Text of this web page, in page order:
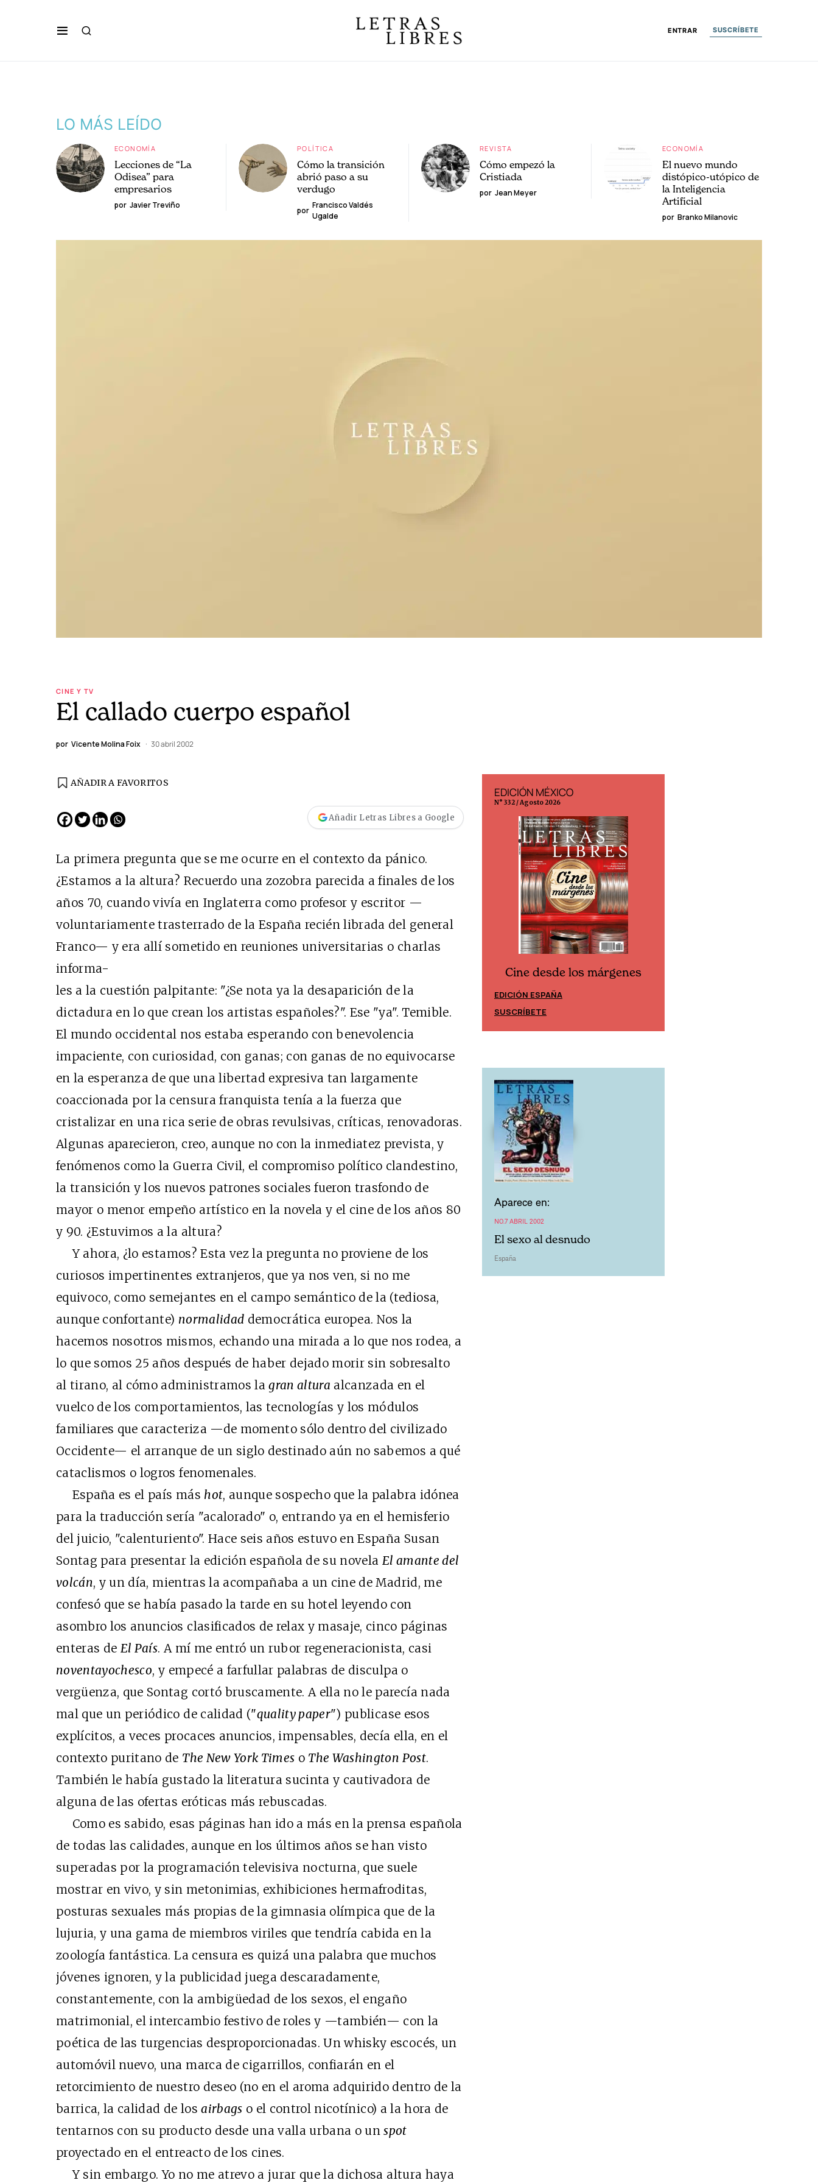
ENTRAR SUSCRÍBETE
LO MÁS LEÍDO
ECONOMÍA
Lecciones de “La
Odisea” para
empresarios
por Javier Treviño
POLÍTICA
Cómo la transición
abrió paso a su
verdugo
por
Francisco Valdés
Ugalde
REVISTA
Cómo empezó la
Cristiada
por Jean Meyer
ECONOMÍA
El nuevo mundo
distópico-utópico de
la Inteligencia
Artificial
por Branko Milanovic
CINE Y TV
El callado cuerpo español
por Vicente Molina Foix 30 abril 2002
AÑADIR A FAVORITOS
Añadir Letras Libres a Google
La primera pregunta que se me ocurre en el contexto da pánico.
¿Estamos a la altura? Recuerdo una zozobra parecida a finales de los
años 70, cuando vivía en Inglaterra como profesor y escritor —
voluntariamente trasterrado de la España recién librada del general
Franco— y era allí sometido en reuniones universitarias o charlas
informa-
les a la cuestión palpitante: "¿Se nota ya la desaparición de la
dictadura en lo que crean los artistas españoles?". Ese "ya". Temible.
El mundo occidental nos estaba esperando con benevolencia
impaciente, con curiosidad, con ganas; con ganas de no equivocarse
en la esperanza de que una libertad expresiva tan largamente
coaccionada por la censura franquista tenía a la fuerza que
cristalizar en una rica serie de obras revulsivas, críticas, renovadoras.
Algunas aparecieron, creo, aunque no con la inmediatez prevista, y
fenómenos como la Guerra Civil, el compromiso político clandestino,
la transición y los nuevos patrones sociales fueron trasfondo de
mayor o menor empeño artístico en la novela y el cine de los años 80
y 90. ¿Estuvimos a la altura?
Y ahora, ¿lo estamos? Esta vez la pregunta no proviene de los
curiosos impertinentes extranjeros, que ya nos ven, si no me
equivoco, como semejantes en el campo semántico de la (tediosa,
aunque confortante) normalidad democrática europea. Nos la
hacemos nosotros mismos, echando una mirada a lo que nos rodea, a
lo que somos 25 años después de haber dejado morir sin sobresalto
al tirano, al cómo administramos lagran altura alcanzada en el
vuelco de los comportamientos, las tecnologías y los módulos
familiares que caracteriza —de momento sólo dentro del civilizado
Occidente— el arranque de un siglo destinado aún no sabemos a qué
cataclismos o logros fenomenales.
España es el país más hot, aunque sospecho que la palabra idónea
para la traducción sería "acalorado" o, entrando ya en el hemisferio
del juicio, "calenturiento". Hace seis años estuvo en España Susan
Sontag para presentar la edición española de su novela El amante del
volcán, y un día, mientras la acompañaba a un cine de Madrid, me
confesó que se había pasado la tarde en su hotel leyendo con
asombro los anuncios clasificados de relax y masaje, cinco páginas
enteras de El País. A mí me entró un rubor regeneracionista, casi
noventayochesco, y empecé a farfullar palabras de disculpa o
vergüenza, que Sontag cortó bruscamente. A ella no le parecía nada
mal que un periódico de calidad ("quality paper") publicase esos
explícitos, a veces procaces anuncios, impensables, decía ella, en el
contexto puritano de The New York Times o The Washington Post.
También le había gustado la literatura sucinta y cautivadora de
alguna de las ofertas eróticas más rebuscadas.
Como es sabido, esas páginas han ido a más en la prensa española
de todas las calidades, aunque en los últimos años se han visto
superadas por la programación televisiva nocturna, que suele
mostrar en vivo, y sin metonimias, exhibiciones hermafroditas,
posturas sexuales más propias de la gimnasia olímpica que de la
lujuria, y una gama de miembros viriles que tendría cabida en la
zoología fantástica. La censura es quizá una palabra que muchos
jóvenes ignoren, y la publicidad juega descaradamente,
constantemente, con la ambigüedad de los sexos, el engaño
matrimonial, el intercambio festivo de roles y —también— con la
poética de las turgencias desproporcionadas. Un whisky escocés, un
automóvil nuevo, una marca de cigarrillos, confiarán en el
retorcimiento de nuestro deseo (no en el aroma adquirido dentro de la
barrica, la calidad de losairbags o el control nicotínico) a la hora de
tentarnos con su producto desde una valla urbana o unspot
proyectado en el entreacto de los cines.
Y sin embargo. Yo no me atrevo a jurar que la dichosa altura haya
EDICIÓN MÉXICO
SUSCRÍBETE
EDICIÓN MÉXICO
N° 332 / Agosto 2026
Cine desde los márgenes
EDICIÓN ESPAÑA
SUSCRÍBETE
Aparece en:
NO.7 ABRIL 2002
El sexo al desnudo
España